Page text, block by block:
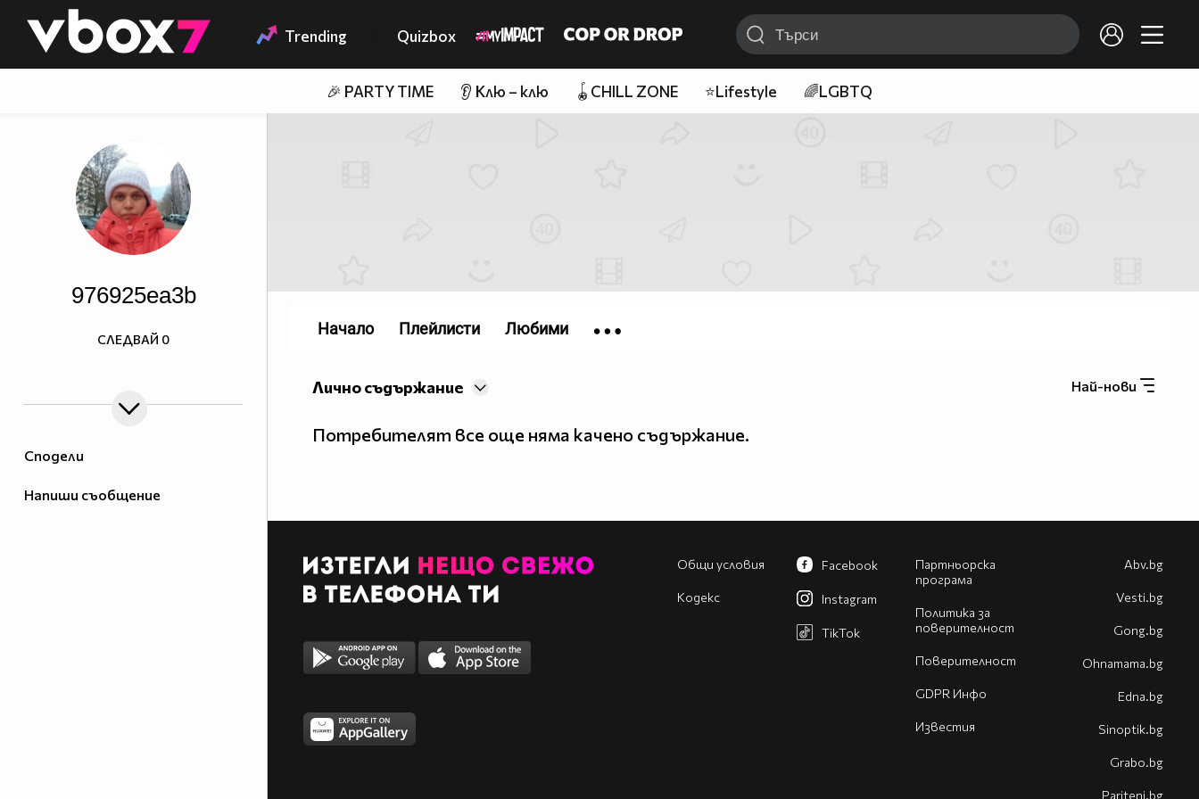
👾 Trending Quizbox
🎉 PARTY TIME 👂 Клю – клю 🪀CHILL ZONE ⭐Lifestyle 🌈LGBTQ
Сподели
Напиши съобщение
976925ea3b
СЛЕДВАЙ 0
Най-нови
Лично съдържание
Потребителят все още няма качено съдържание.
Начало Плейлисти Любими
Общи условия
Кодекс
Партньорска
програма
Политика за
поверителност
Поверителност
GDPR Инфо
Известия
Facebook
Instagram
TikTok
Abv.bg
Vesti.bg
Gong.bg
Оhnamama.bg
Edna.bg
Sinoptik.bg
Grabo.bg
Pariteni.bg